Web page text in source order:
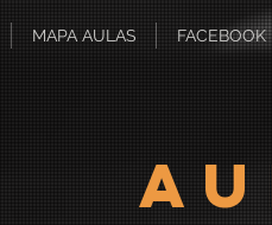
MAPA AULAS FACEBOOK